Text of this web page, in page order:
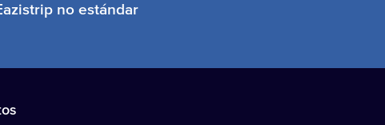
no estándar